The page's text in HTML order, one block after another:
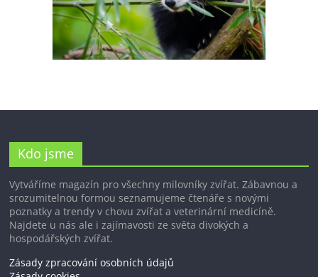
Kdo jsme
Vytváříme magazín pro všechny milovníky zvířat. Zábavnou a
srozumitelnou formou seznamujeme čtenáře s novými
poznatky a trendy v chovu zvířat a veterinární medicíně.
Najdete u nás ale i zajímavosti ze světa divokých a
hospodářských zvířat.
Zásady zpracování osobních údajů